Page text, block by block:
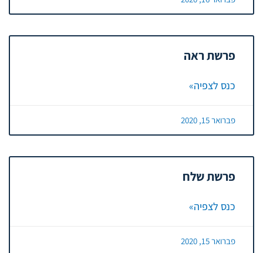
פרשת ראה
כנס לצפיה»
פברואר 15, 2020
פרשת שלח
כנס לצפיה»
פברואר 15, 2020